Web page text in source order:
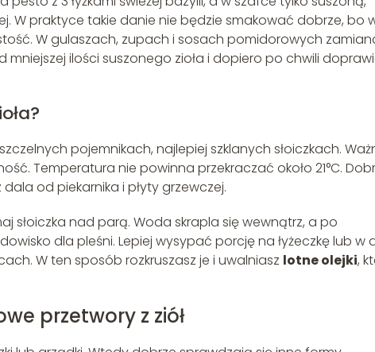
W praktyce takie danie nie będzie smakować dobrze, bo
W gulaszach, zupach i sosach pomidorowych
ilości suszonego zioła i dopiero po chwili
pojemnikach, najlepiej szklanych słoiczkach.
Temperatura nie powinna przekraczać około 21°C.
od piekarnika i płyty grzewczej.
słoiczka nad parą. Woda skrapla się wewnątrz, a po
dla pleśni. Lepiej wysypać porcję na łyżeczkę lub w
W ten sposób rozkruszasz je i uwalniasz lotne olejki,
przetwory z ziół